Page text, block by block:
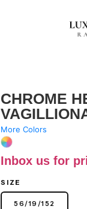
CHROME
More Colors
Inbox us for
SIZE
56 /19 /152